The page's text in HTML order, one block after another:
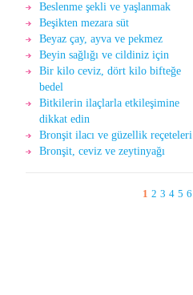
Beslenme şekli ve yaşlanmak
Beşikten mezara süt
Beyaz çay, ayva ve pekmez
Beyin sağlığı ve cildiniz için
Bir kilo ceviz, dört kilo bifteğe
bedel
Bitkilerin ilaçlarla etkileşimine
dikkat edin
Bronşit ilacı ve güzellik reçeteleri
Bronşit, ceviz ve zeytinyağı
1 2 3 4 5 6